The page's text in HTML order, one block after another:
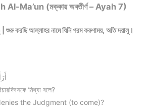
Al-Ma’un (মক্কায় অবতীর্ণ – Ayah 7)
بِسْمِ اللّهِ الرَّحْمـَنِ الرَّحِيمِ | শুরু করছি আল্লাহর নামে যিনি পরম করুণাময়, অতি দয়ালু।
মিথ্যা বলে?
the Judgment (to come)?